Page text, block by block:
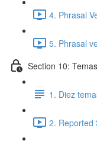
4. Phrasal
5. Phrasal
Section 10:
1. Diez
2. Reported